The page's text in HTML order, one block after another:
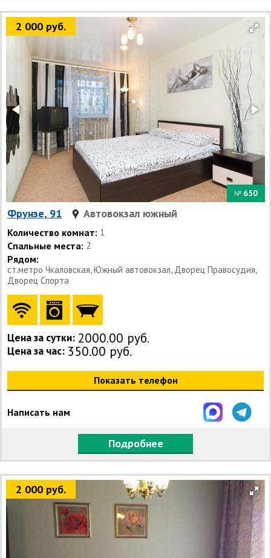
2 000 руб.
№ 650
Фрунзе, 91 Автовокзал южный
Количество комнат: 1
Спальные места: 2
Рядом:
ст.метро Чкаловская, Южный автовокзал, Дворец Правосудия,
Дворец Спорта
Цена за сутки: 2000.00 руб.
Цена за час: 350.00 руб.
Показать телефон
Написать нам
Подробнее
2 000 руб.